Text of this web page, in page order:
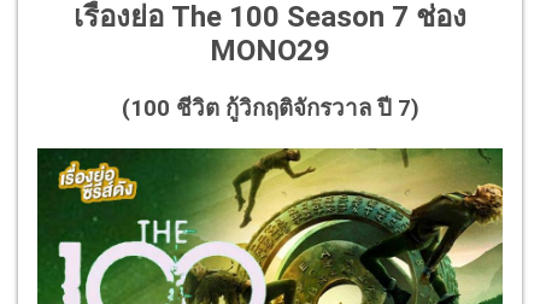
เรื่องย่อ The 100 Season 7 ช่อง
MONO29
(100 ชีวิต กู้วิกฤติจักรวาล ปี 7)